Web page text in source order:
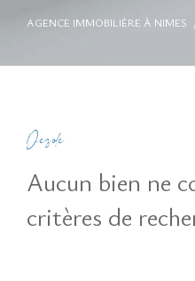
AGENCE IMMOBILIÈRE À NIMES
Désolé
Aucun bien ne
critères de